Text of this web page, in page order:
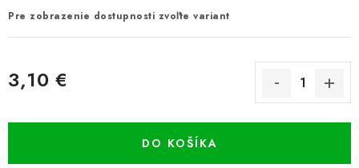
Pre zobrazenie dostupnosti zvoľte variant
3,10 €
DO KOŠÍKA